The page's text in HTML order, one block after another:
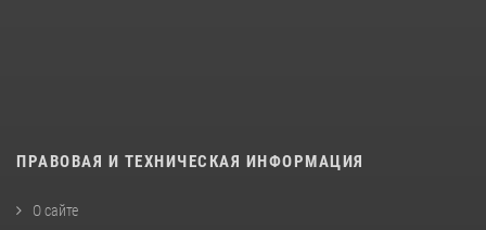
ПРАВОВАЯ И ТЕХНИЧЕСКАЯ ИНФОРМАЦИЯ
О сайте